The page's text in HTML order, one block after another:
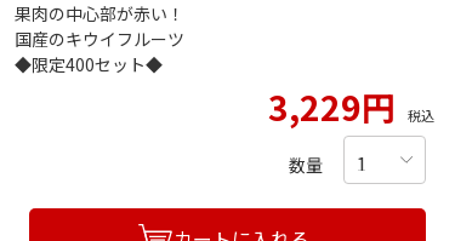
果肉の中心部が赤い！
国産のキウイフルーツ
◆限定400セット◆
3,229円 税込
数量